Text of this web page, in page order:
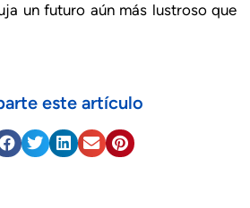
un futuro aún más lustroso que
este artículo